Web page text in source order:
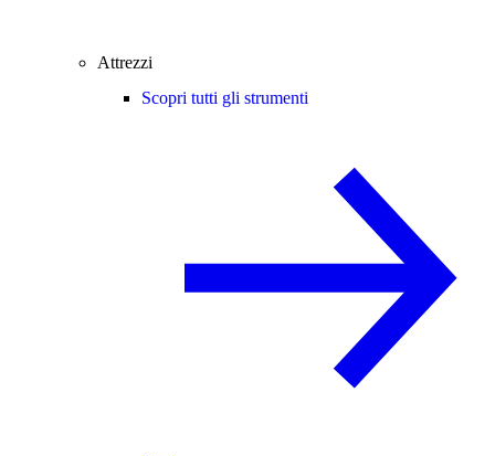
Attrezzi
Scopri tutti gli strumenti